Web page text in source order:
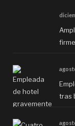
tras